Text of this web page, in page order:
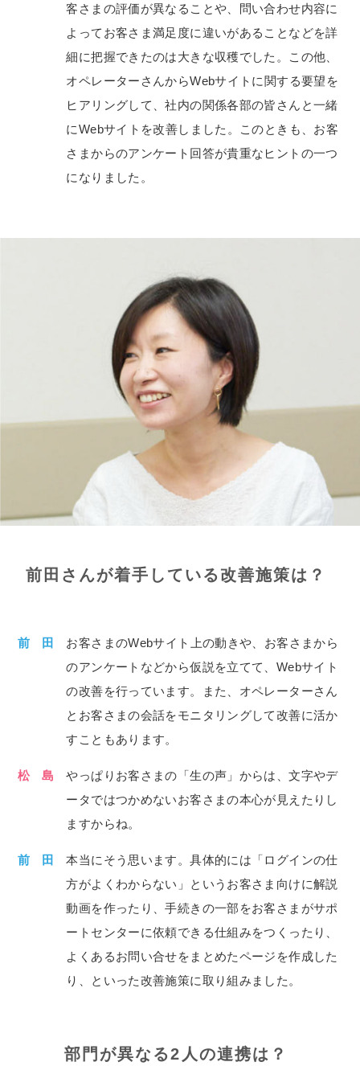
客さまの評価が異なることや、問い合わせ内容に
よってお客さま満足度に違いがあることなどを詳
細に把握できたのは大きな収穫でした。この他、
オペレーターさんからWebサイトに関する要望を
ヒアリングして、社内の関係各部の皆さんと一緒
にWebサイトを改善しました。このときも、お客
さまからのアンケート回答が貴重なヒントの一つ
になりました。
前田さんが着手している改善施策は？
前 田
お客さまのWebサイト上の動きや、お客さまから
のアンケートなどから仮説を立てて、Webサイト
の改善を行っています。また、オペレーターさん
とお客さまの会話をモニタリングして改善に活か
すこともあります。
松 島
やっぱりお客さまの「生の声」からは、文字やデ
ータではつかめないお客さまの本心が見えたりし
ますからね。
前 田
本当にそう思います。具体的には「ログインの仕
方がよくわからない」というお客さま向けに解説
動画を作ったり、手続きの一部をお客さまがサポ
ートセンターに依頼できる仕組みをつくったり、
よくあるお問い合せをまとめたページを作成した
り、といった改善施策に取り組みました。
部門が異なる2人の連携は？